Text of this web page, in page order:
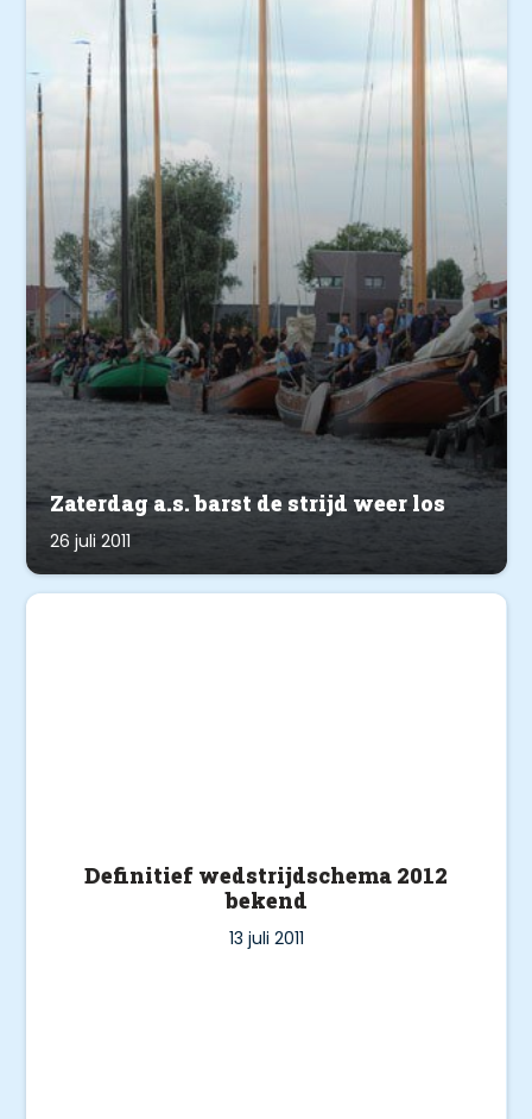
Zaterdag a.s. barst de strijd weer los
26 juli 2011
Definitief wedstrijdschema 2012
bekend
13 juli 2011